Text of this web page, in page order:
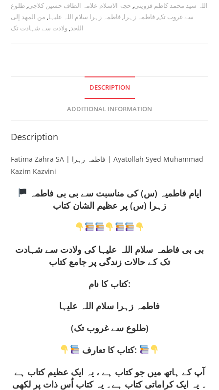
Syed
Muhammad
Kazim
اللہ سید محمد کاظم قزوینی, حجۃ الاسلام علامہ الطاف حسین کلاچی, طلوع
سے غروب تک, فاطمہ زہرا, فاطمہ زہرا سلام اللہ علیہا, من المهد إلى
اللحد, ولادت سے شہادت تک
DESCRIPTION
ADDITIONAL INFORMATION
Description
Fatima Zahra SA | فاطمہ زہرا | Ayatollah Syed Muhammad
Kazim Kazvini
زہرا (س) پر عظیم الشان کتاب
بی بی فاطمہ سلام اللہ علیہا کی ولادت سے شہادت
تک کے حالات زندگی پر جامع کتاب
کتاب کا نام:
فاطمہ زہرا سلام اللہ علیہا
(طلوع سے غروب تک)
کتاب کا تعارف:
آپ کے ہاتھ میں جو کتاب ہے ، یہ ایک عظیم کتاب ہے
۔ یہ ایک کراماتی کتاب ہے۔ یہ کتاب اُس ذات پر لکھی